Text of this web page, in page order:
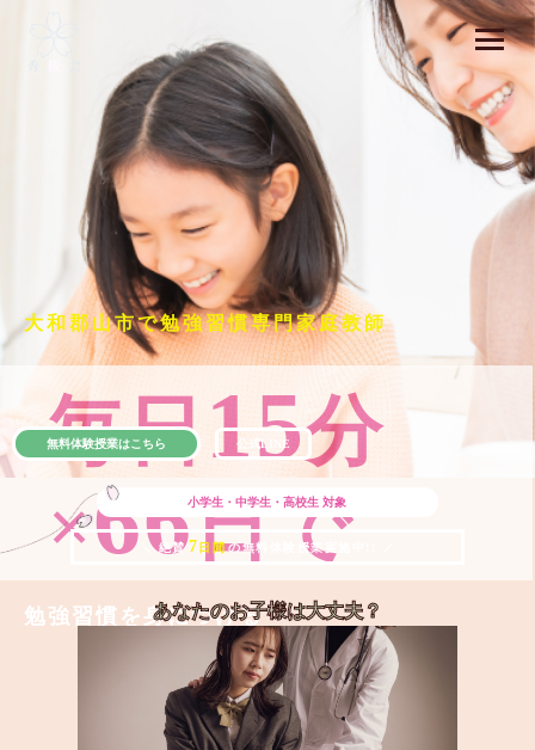
大和郡山市で勉強習慣専門家庭教師
毎日15分
×66日で
勉強習慣を身につける
小学生・中学生・高校生 対象
＼ 絶賛 7 日間の無料体験授業実施中!! ／
無料体験授業はこちら 公式LINE
あなたのお子様は大丈夫？